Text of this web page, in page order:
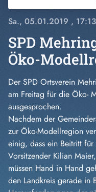
Sa., 05.01.2019 ,
SPD
Öko-
Der SPD Ortsverein
am Freitag für die Öko-
ausgesprochen.
Nachdem der
zur Öko-Modellregion
einig, dass ein Beitritt
Vorsitzender Kilian
müssen Hand in Hand
den Landkreis gerade in